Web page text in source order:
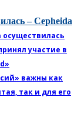
– Cepheida
осуществилась
участие в
важны как
так и для его